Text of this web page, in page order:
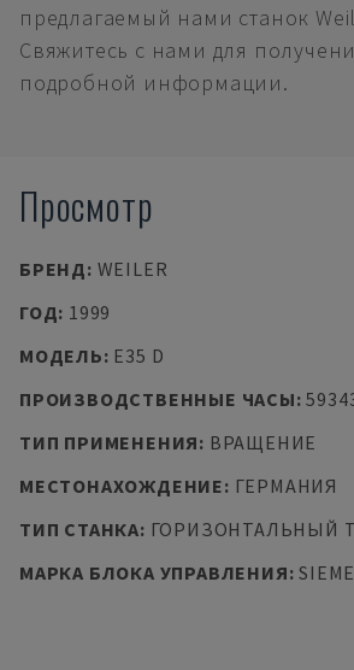
предлагаемый нами станок
Свяжитесь с нами для
подробной информации.
Просмотр
БРЕНД: WEILER
ГОД: 1999
МОДЕЛЬ: E35 D
ПРОИЗВОДСТВЕННЫЕ ЧАСЫ:
ТИП ПРИМЕНЕНИЯ: ВРАЩЕНИЕ
МЕСТОНАХОЖДЕНИЕ: ГЕРМАНИЯ
ТИП СТАНКА: ГОРИЗОНТАЛЬНЫЙ
МАРКА БЛОКА УПРАВЛЕНИЯ: